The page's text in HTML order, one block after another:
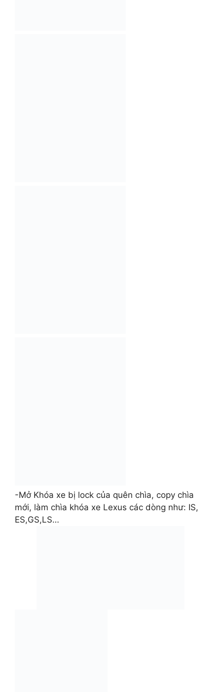
-Mở Khóa xe bị lock của quên chìa, copy chìa
mới, làm chìa khóa xe Lexus các dòng như: IS,
ES,GS,LS…